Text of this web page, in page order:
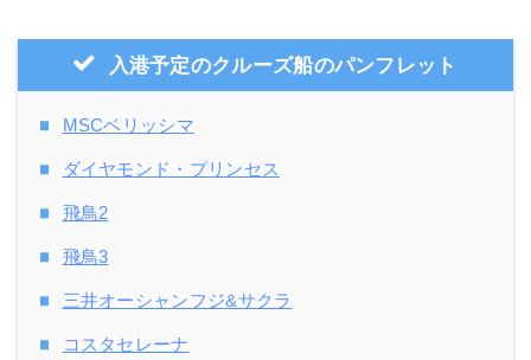
入港予定のクルーズ船のパンフレット
MSCベリッシマ
ダイヤモンド・プリンセス
飛鳥2
飛鳥3
三井オーシャンフジ&サクラ
コスタセレーナ